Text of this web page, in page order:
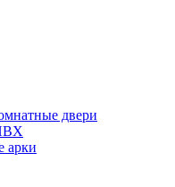
двери
арки